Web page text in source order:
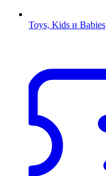
Toys, Kids и Babies